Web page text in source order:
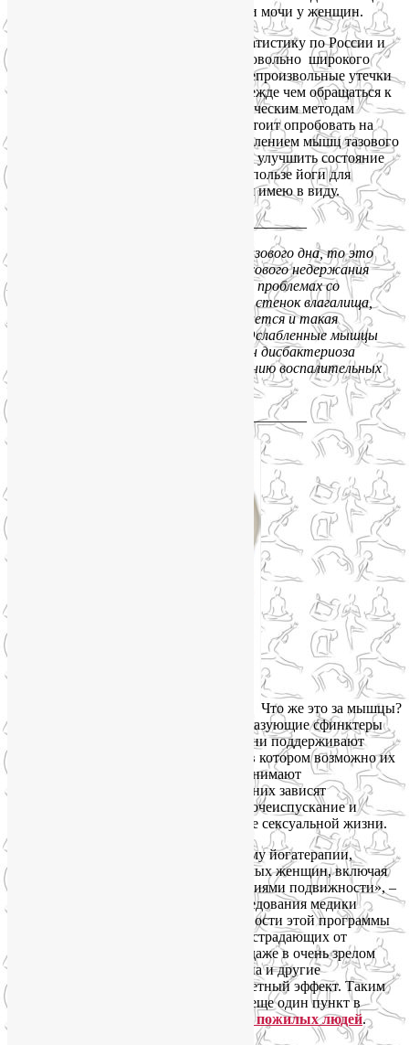
тоже нуждаются в лечении недержании мочи у женщин.
Мне не удалось найти аналогичную статистику по России и
СНГ, но редкая женщина после 40 из довольно широкого
круга моего общения не жалуется на непроизвольные утечки
мочи. Мне кажется очевидным, что прежде чем обращаться к
медикаментозным и тем более хирургическим методам
лечения недержания мочи у женщин, стоит опробовать на
себе возможности йоги, заняться укреплением мышц тазового
дна, снять повышенную тревожность и улучшить состояние
здоровья в целом. Почитайте статью о пользе йоги для
женского здоровья, и вы поймете, что я имею в виду.
____________________________
Что же касается укрепления мышц тазового дна, то это
необходимо не только в лечении стрессового недержания
мочи у женщин, но и при многих других проблемах со
здоровьем, в частности, при опущении стенок влагалища,
матки, мочевого пузыря. Нередко случается и такая
неприятность, как недержание кала. Ослабленные мышцы
тазового дна являются одной из причин дисбактериоза
влагалища и способствуют возникновению воспалительных
____________________________
Что же это за мышцы?
Их достаточно много. Это мышцы, образующие сфинктеры
уретры, ануса и входа во влагалище. Они поддерживают
органы малого таза в том положении, в котором возможно их
здоровое функционирование. Они принимают
непосредственное участие в родах. От них зависят
выделительные функции организма (мочеиспускание и
дефекация). Я уже не говорю о качестве сексуальной жизни.
«Мы специально разработали программу йогатерапии,
которая была бы безопасной для пожилых женщин, включая
женщин с незначительными ограничениями подвижности», –
говорит доктор Хуан. В процессе исследования медики
убедились в безопасности и эффективности этой программы
для пожилых женщин, наиболее часто страдающих от
непроизвольных утечек мочи. То есть даже в очень зрелом
возрасте укрепление мышц тазового дна и другие
преимущества занятий йогой дают заметный эффект. Таким
образом, медицинская наука добавила еще один пункт в
занятий йогой пожилых людей.